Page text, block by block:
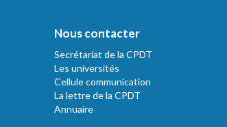
Nous contacter
Secrétariat de la CPDT
Les universités
Cellule communication
La lettre de la CPDT
Annuaire